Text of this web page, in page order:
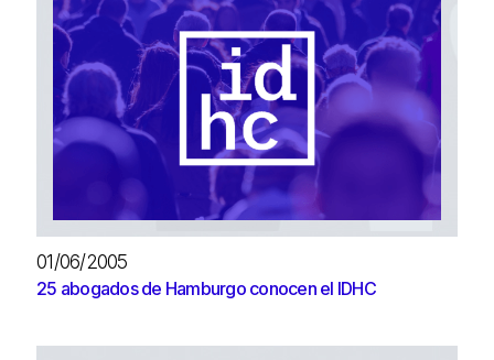
01/06/2005
25 abogados de Hamburgo conocen el IDHC